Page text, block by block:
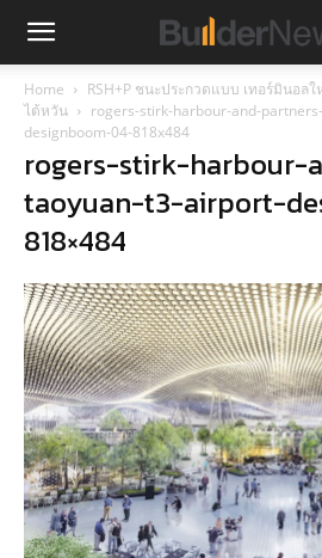
Home
RSH+P ชนะประกวดแบบ เทอร์มินอล
ไต้หวัน
rogers-stirk-harbour-and-
designboom-04-818x484
rogers-stirk-harbour-
taoyuan-t3-airport-
818×484